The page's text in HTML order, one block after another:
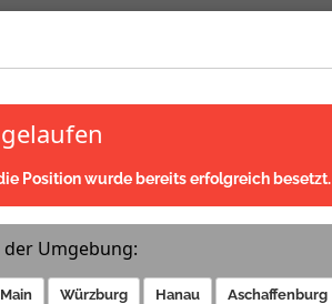
Position wurde bereits erfolgreich besetzt.
der Umgebung:
Würzburg Hanau Aschaffenburg